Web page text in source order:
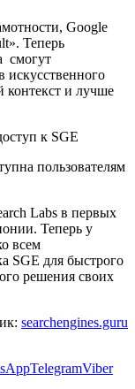
Google
Теперь
смогут
искусственного
контекст и лучше
пользователям
Labs в первых
Теперь у
всем
SGE для быстрого
решения своих
searchengines.guru
TelegramViber